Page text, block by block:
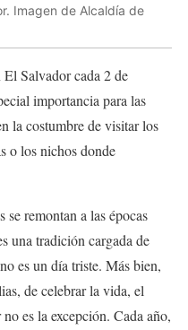
Imagen de Alcaldía de
Salvador cada 2 de
importancia para las
la costumbre de visitar los
o los nichos donde
remontan a las épocas
una tradición cargada de
es un día triste. Más bien,
de celebrar la vida, el
es la excepción. Cada año,